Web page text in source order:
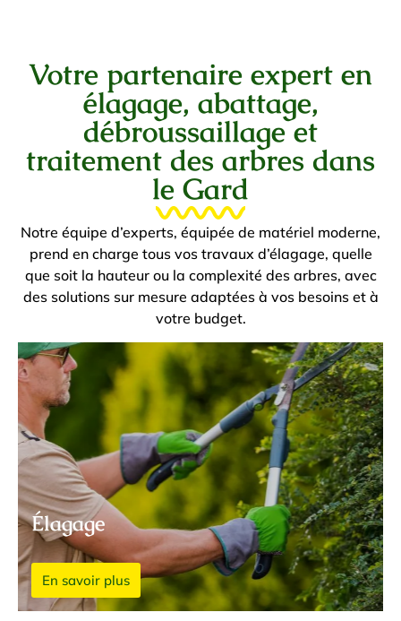
Votre partenaire expert en
élagage, abattage,
débroussaillage et
traitement des arbres dans
le Gard
Notre équipe d’experts, équipée de matériel moderne,
prend en charge tous vos travaux d’élagage, quelle
que soit la hauteur ou la complexité des arbres, avec
des solutions sur mesure adaptées à vos besoins et à
votre budget.
Élagage
En savoir plus